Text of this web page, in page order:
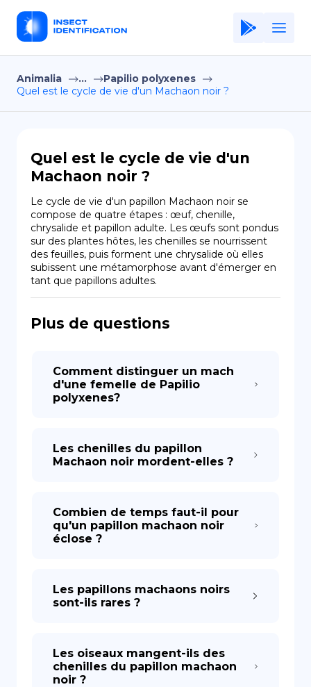
Home
Application
Terms of Use
Privacy Policy
FR
EN
Copiright © Niro ID
Animalia ...
Papilio polyxenes
Quel est le cycle de vie d'un Machaon noir ?
Quel est le cycle de vie d'un
Machaon noir ?
Le cycle de vie d'un papillon Machaon noir se
compose de quatre étapes : œuf, chenille,
chrysalide et papillon adulte. Les œufs sont pondus
sur des plantes hôtes, les chenilles se nourrissent
des feuilles, puis forment une chrysalide où elles
subissent une métamorphose avant d'émerger en
tant que papillons adultes.
Plus de questions
Comment distinguer un mach
d'une femelle de Papilio
polyxenes?
Les chenilles du papillon
Machaon noir mordent-elles ?
Combien de temps faut-il pour
qu'un papillon machaon noir
éclose ?
Les papillons machaons noirs
sont-ils rares ?
Les oiseaux mangent-ils des
chenilles du papillon machaon
noir ?